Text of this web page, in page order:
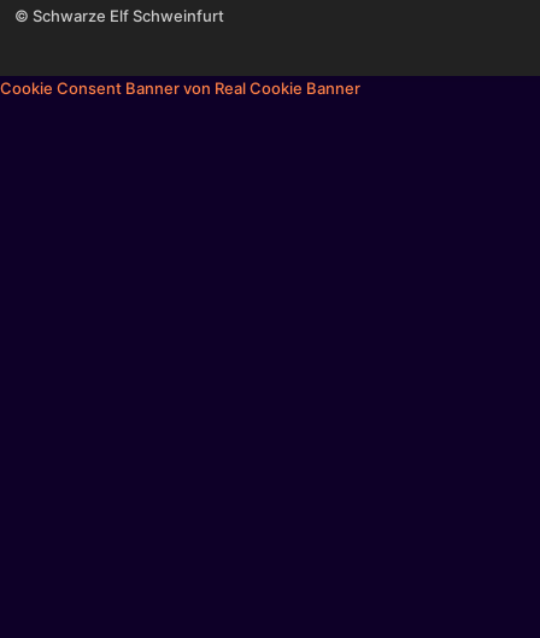
© Schwarze Elf Schweinfurt
Cookie Consent Banner von Real Cookie Banner